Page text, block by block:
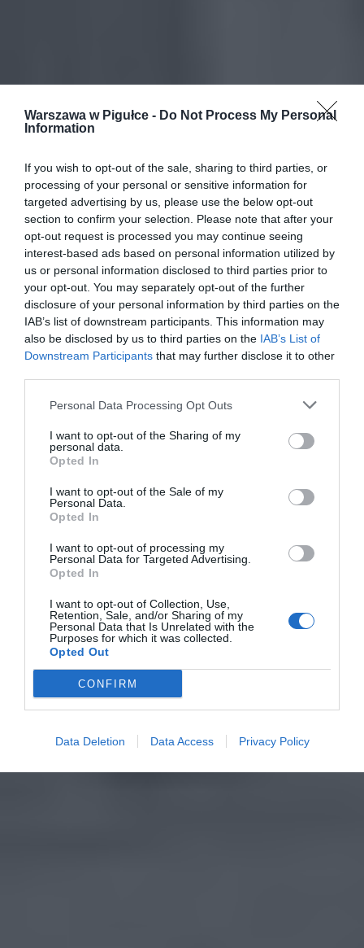
Warszawa w Pigułce - Do Not Process My Personal
Information
If you wish to opt-out of the sale, sharing to third parties, or
processing of your personal or sensitive information for
targeted advertising by us, please use the below opt-out
section to confirm your selection. Please note that after your
opt-out request is processed you may continue seeing
interest-based ads based on personal information utilized by
us or personal information disclosed to third parties prior to
your opt-out. You may separately opt-out of the further
disclosure of your personal information by third parties on the
IAB’s list of downstream participants. This information may
also be disclosed by us to third parties on the IAB’s List of
Downstream Participants that may further disclose it to other
Personal Data Processing Opt Outs
I want to opt-out of the Sharing of my
personal data.
Opted In
I want to opt-out of the Sale of my
Personal Data.
Opted In
I want to opt-out of processing my
Personal Data for Targeted Advertising.
Opted In
I want to opt-out of Collection, Use,
Retention, Sale, and/or Sharing of my
Personal Data that Is Unrelated with the
Purposes for which it was collected.
Opted Out
CONFIRM
Data Deletion Data Access Privacy Policy